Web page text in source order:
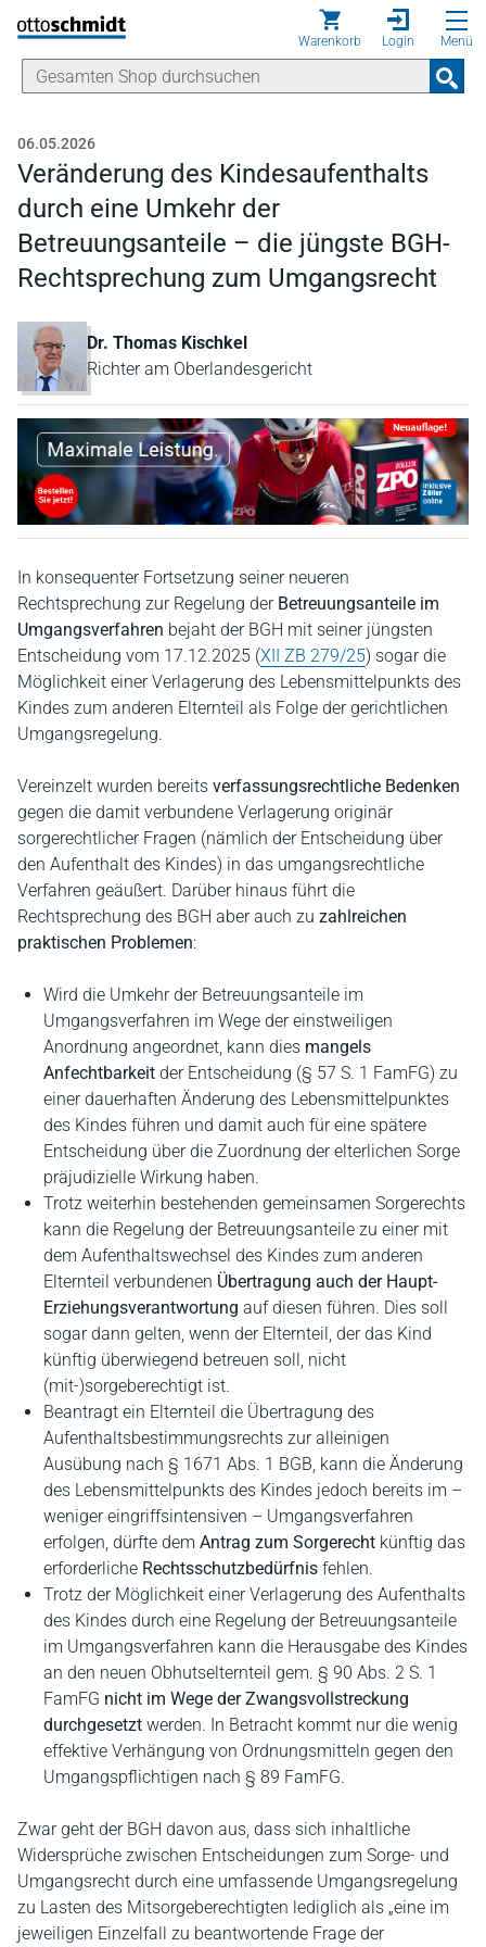
Direkt zum Inhalt
Warenkorb Login Menü
06.05.2026
Veränderung des Kindesaufenthalts
durch eine Umkehr der
Betreuungsanteile – die jüngste BGH-
Rechtsprechung zum Umgangsrecht
Dr. Thomas Kischkel
Richter am Oberlandesgericht
In konsequenter Fortsetzung seiner neueren
Rechtsprechung zur Regelung der Betreuungsanteile im
Umgangsverfahren bejaht der BGH mit seiner jüngsten
Entscheidung vom 17.12.2025 (XII ZB 279/25) sogar die
Möglichkeit einer Verlagerung des Lebensmittelpunkts des
Kindes zum anderen Elternteil als Folge der gerichtlichen
Umgangsregelung.
Vereinzelt wurden bereits verfassungsrechtliche Bedenken
gegen die damit verbundene Verlagerung originär
sorgerechtlicher Fragen (nämlich der Entscheidung über
den Aufenthalt des Kindes) in das umgangsrechtliche
Verfahren geäußert. Darüber hinaus führt die
Rechtsprechung des BGH aber auch zu zahlreichen
praktischen Problemen:
Wird die Umkehr der Betreuungsanteile im
Umgangsverfahren im Wege der einstweiligen
Anordnung angeordnet, kann dies mangels
Anfechtbarkeit der Entscheidung (§ 57 S. 1 FamFG) zu
einer dauerhaften Änderung des Lebensmittelpunktes
des Kindes führen und damit auch für eine spätere
Entscheidung über die Zuordnung der elterlichen Sorge
präjudizielle Wirkung haben.
Trotz weiterhin bestehenden gemeinsamen Sorgerechts
kann die Regelung der Betreuungsanteile zu einer mit
dem Aufenthaltswechsel des Kindes zum anderen
Elternteil verbundenen Übertragung auch der Haupt-
Erziehungsverantwortung auf diesen führen. Dies soll
sogar dann gelten, wenn der Elternteil, der das Kind
künftig überwiegend betreuen soll, nicht
(mit-)sorgeberechtigt ist.
Beantragt ein Elternteil die Übertragung des
Aufenthaltsbestimmungsrechts zur alleinigen
Ausübung nach § 1671 Abs. 1 BGB, kann die Änderung
des Lebensmittelpunkts des Kindes jedoch bereits im –
weniger eingriffsintensiven – Umgangsverfahren
erfolgen, dürfte dem Antrag zum Sorgerecht künftig das
erforderliche Rechtsschutzbedürfnis fehlen.
Trotz der Möglichkeit einer Verlagerung des Aufenthalts
des Kindes durch eine Regelung der Betreuungsanteile
im Umgangsverfahren kann die Herausgabe des Kindes
an den neuen Obhutselternteil gem. § 90 Abs. 2 S. 1
FamFG nicht im Wege der Zwangsvollstreckung
durchgesetzt werden. In Betracht kommt nur die wenig
effektive Verhängung von Ordnungsmitteln gegen den
Umgangspflichtigen nach § 89 FamFG.
Zwar geht der BGH davon aus, dass sich inhaltliche
Widersprüche zwischen Entscheidungen zum Sorge- und
Umgangsrecht durch eine umfassende Umgangsregelung
zu Lasten des Mitsorgeberechtigten lediglich als „eine im
jeweiligen Einzelfall zu beantwortende Frage der